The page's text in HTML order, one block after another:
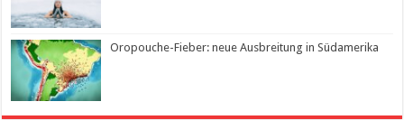
Oropouche-Fieber: neue Ausbreitung in Südamerika